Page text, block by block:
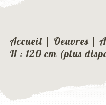
Accueil | Oeuvres |
H : 120 cm (plus